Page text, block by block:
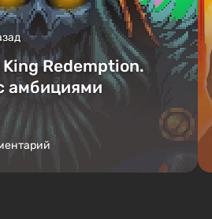
Redemption.
амбициями